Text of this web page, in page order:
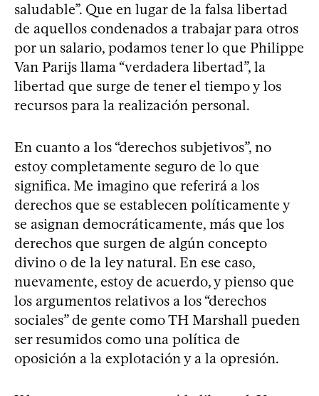
saludable”. Que en lugar de la falsa libertad
de aquellos condenados a trabajar para otros
por un salario, podamos tener lo que Philippe
Van Parijs llama “verdadera libertad”, la
libertad que surge de tener el tiempo y los
recursos para la realización personal.
En cuanto a los “derechos subjetivos”, no
estoy completamente seguro de lo que
significa. Me imagino que referirá a los
derechos que se establecen políticamente y
se asignan democráticamente, más que los
derechos que surgen de algún concepto
divino o de la ley natural. En ese caso,
nuevamente, estoy de acuerdo, y pienso que
los argumentos relativos a los “derechos
sociales” de gente como TH Marshall pueden
ser resumidos como una política de
oposición a la explotación y a la opresión.